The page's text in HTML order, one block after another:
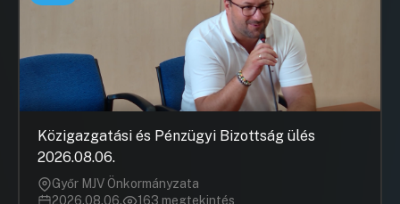
Közigazgatási és Pénzügyi Bizottság ülés
2026.08.06.
Győr MJV Önkormányzata
2026.08.06.
163 megtekintés